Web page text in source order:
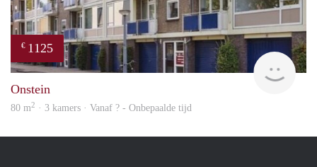
€ 1125
Onstein
80 m2 · 3 kamers · Vanaf ? - Onbepaalde tijd